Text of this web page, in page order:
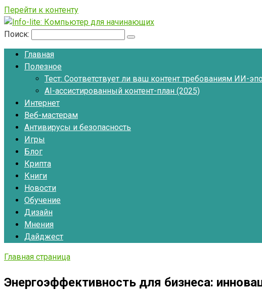
Перейти к контенту
Поиск:
Главная
Полезное
Тест: Соответствует ли ваш контент требованиям ИИ-
AI-ассистированный контент-план (2025)
Интернет
Веб-мастерам
Антивирусы и безопасность
Игры
Блог
Крипта
Книги
Новости
Обучение
Дизайн
Мнения
Дайджест
Главная страница
Энергоэффективность для бизнеса: